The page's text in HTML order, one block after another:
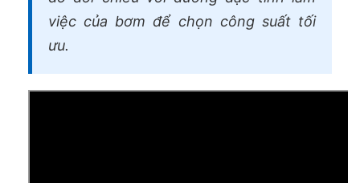
việc của bơm để chọn công suất tối
ưu.